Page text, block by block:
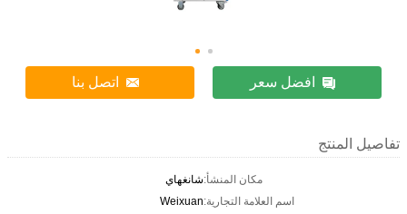
افضل سعر اتصل بنا
تفاصيل المنتج
مكان المنشأ:شانغهاي
اسم العلامة التجارية:Weixuan